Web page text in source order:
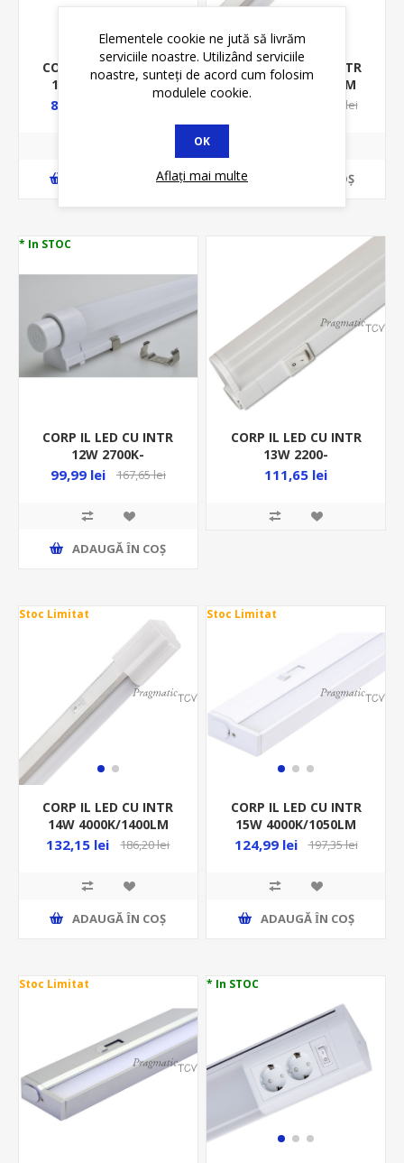
CORP IL LED CU INTR
1*5W S14S 2700K/
400LM 310/35/56MM
84,99 lei
ADAUGĂ ȊN COŞ
CORP IL LED CU INTR
11W 4000K/1100LM
988/32/40MM ALB ML
148,95 lei
ADAUGĂ ȊN COŞ
* In STOC
CORP IL LED CU INTR
12W 2700K-
6500K/960LM DIMABIL
99,99 lei 167,65 lei
ADAUGĂ ȊN COŞ
CORP IL LED CU INTR
13W 2200-
4000K/1100LM
111,65 lei
Stoc Limitat
CORP IL LED CU INTR
14W 4000K/1400LM
1288/32/40MM ALB ML
132,15 lei 186,20 lei
ADAUGĂ ȊN COŞ
Stoc Limitat
CORP IL LED CU INTR
15W 4000K/1050LM
909/53/29MM ALB
124,99 lei 197,35 lei
ADAUGĂ ȊN COŞ
Stoc Limitat * In STOC
Elementele cookie ne jută să livrăm
serviciile noastre. Utilizând serviciile
noastre, sunteți de acord cum folosim
modulele cookie.
OK
Aflați mai multe